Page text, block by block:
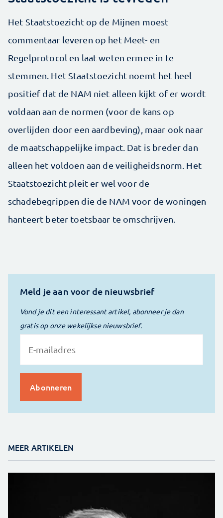
Het Staatstoezicht op de Mijnen moest
commentaar leveren op het Meet- en
Regelprotocol en laat weten ermee in te
stemmen. Het Staatstoezicht noemt het heel
positief dat de NAM niet alleen kijkt of er wordt
voldaan aan de normen (voor de kans op
overlijden door een aardbeving), maar ook naar
de maatschappelijke impact. Dat is breder dan
alleen het voldoen aan de veiligheidsnorm. Het
Staatstoezicht pleit er wel voor de
schadebegrippen die de NAM voor de woningen
hanteert beter toetsbaar te omschrijven.
Meld je aan voor de nieuwsbrief
Vond je dit een interessant artikel, abonneer je dan
gratis op onze wekelijkse nieuwsbrief.
MEER ARTIKELEN